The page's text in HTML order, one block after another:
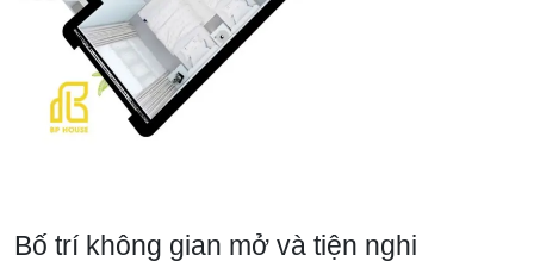
Bố trí không gian mở và tiện nghi